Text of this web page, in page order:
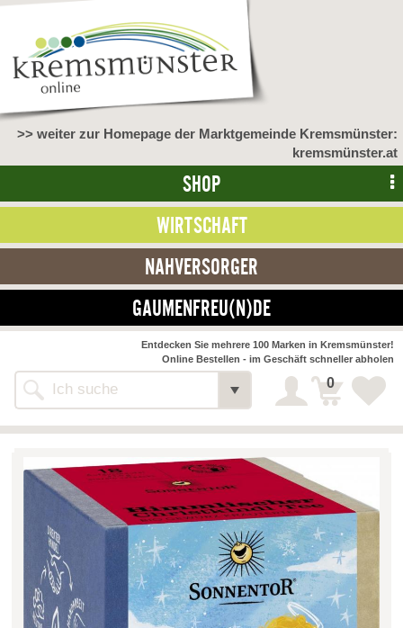
>> weiter zur Homepage der Marktgemeinde Kremsmünster:
kremsmünster.at
SHOP
WIRTSCHAFT
NAHVERSORGER
GAUMENFREU(N)DE
Alle Webseiten
Entdecken Sie mehrere 100 Marken in Kremsmünster!
Online Bestellen - im Geschäft schneller abholen
0
NAHVERSORGER
>> Bauernmarkt << Detail
Bäckerei-Konditorei-Café
Biohof Öllinger
Fleischerei Hüthmayr Detail
Hofladen Hoffelner Detail
Kuglbauer - Familie Bischof Detail
La Toscana Anita Wolf e.U. Detail